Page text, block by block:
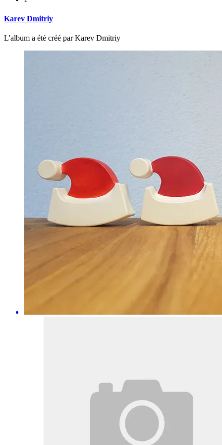
Karev Dmitriy
L'album a été créé par Karev Dmitriy